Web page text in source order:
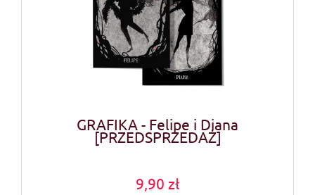
GRAFIKA - Felipe i Diana
[PRZEDSPRZEDAŻ]
9,90 zł